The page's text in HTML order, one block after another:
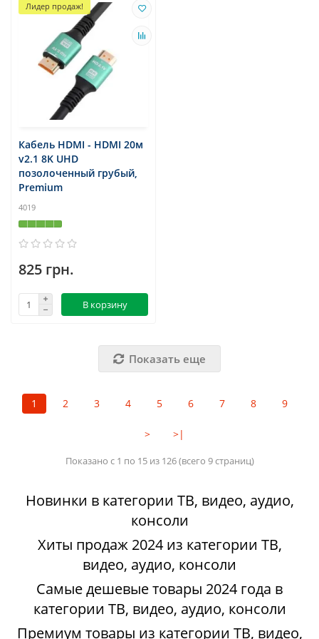
Лидер продаж!
Кабель HDMI - HDMI 20м
v2.1 8K UHD
позолоченный грубый,
Premium
4019
825 грн.
В корзину
Показать еще
1 2 3 4 5 6 7 8 9
> >|
Показано с 1 по 15 из 126 (всего 9 страниц)
Новинки в категории ТВ, видео, аудио,
консоли
Хиты продаж 2024 из категории ТВ,
видео, аудио, консоли
Самые дешевые товары 2024 года в
категории ТВ, видео, аудио, консоли
Премиум товары из категории ТВ, видео,